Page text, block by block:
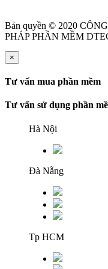
Bản quyền © 2020
PHÁP PHẦN MỀM
×
Tư vấn mua phần mềm
Tư vấn sử dụng phần
Hà Nội
Đà Nẵng
Tp HCM